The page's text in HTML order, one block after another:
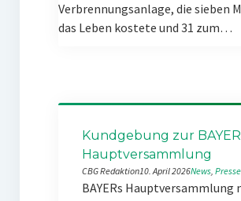
Verbrennungsanlage, die sieben
das Leben kostete und 31 zum…
Kundgebung zur
Hauptversammlung
CBG Redaktion10. April 2026News,
BAYERs Hauptversammlung